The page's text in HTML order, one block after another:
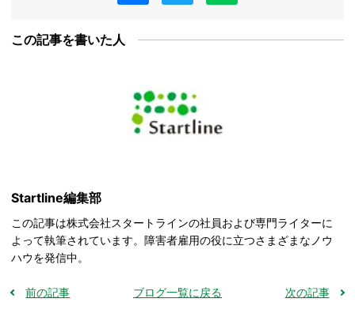
この記事を書いた人
Startline編集部
この記事は株式会社スタートラインの社員および専門ライターに
よって執筆されています。障害者雇用の役に立つさまざまなノウ
ハウを発信中。
前の記事 ブログ一覧に戻る 次の記事